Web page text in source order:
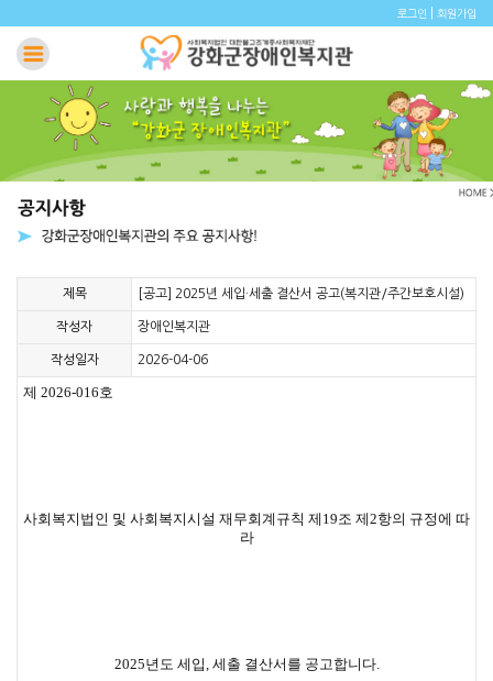
로그인 회원가입
제목 [공고] 2025년 세입·세출 결산서 공고(복지관/주간보호시설)
작성자 장애인복지관
작성일자 2026-04-06
제 2026-016호
사회복지법인 및 사회복지시설 재무회계규칙 제19조 제2항의 규정에 따
라
2025년도 세입, 세출 결산서를 공고합니다.